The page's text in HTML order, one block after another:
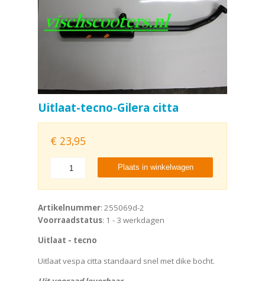
Uitlaat-tecno-Gilera citta
€ 23,95
Plaats in winkelwagen
Artikelnummer: 255069d-2
Voorraadstatus: 1 - 3 werkdagen
Uitlaat - tecno
Uitlaat vespa citta standaard snel met dike bocht.